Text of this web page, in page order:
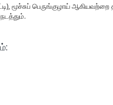
மூச்சுப் பெருங்குழாய் ஆகியவற்றை